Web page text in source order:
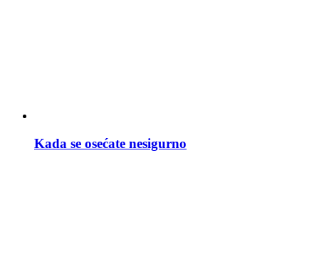
Kada se osećate nesigurno